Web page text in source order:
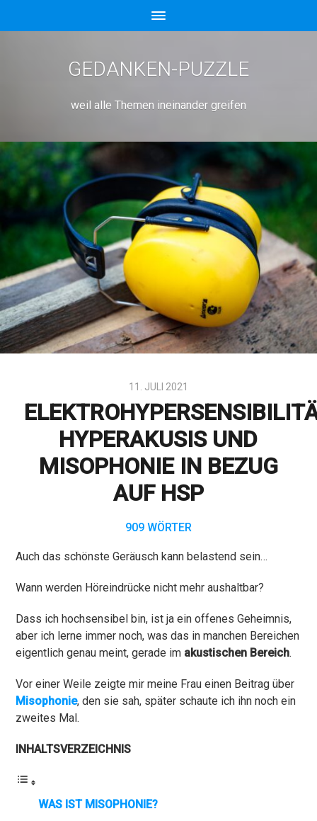
GEDANKEN-PUZZLE
weil alle Themen ineinander greifen
11. JULI 2021
HYPERAKUSIS UND
MISOPHONIE IN BEZUG
AUF HSP
909 WÖRTER
Auch das schönste Geräusch kann belastend sein…
Wann werden Höreindrücke nicht mehr aushaltbar?
Dass ich hochsensibel bin, ist ja ein offenes Geheimnis,
aber ich lerne immer noch, was das in manchen Bereichen
eigentlich genau meint, gerade im akustischen Bereich.
Vor einer Weile zeigte mir meine Frau einen Beitrag über
Misophonie, den sie sah, später schaute ich ihn noch ein
zweites Mal.
INHALTSVERZEICHNIS
WAS IST MISOPHONIE?